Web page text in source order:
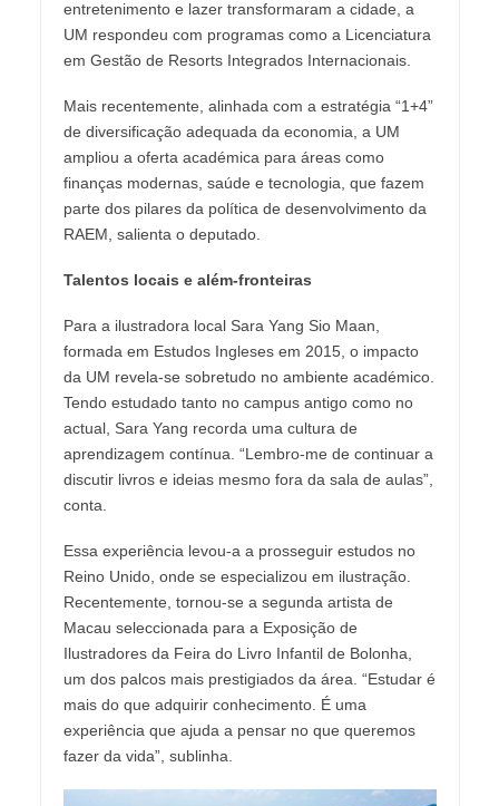
entretenimento e lazer transformaram a cidade, a
UM respondeu com programas como a Licenciatura
em Gestão de Resorts Integrados Internacionais.
Mais recentemente, alinhada com a estratégia “1+4”
de diversificação adequada da economia, a UM
ampliou a oferta académica para áreas como
finanças modernas, saúde e tecnologia, que fazem
parte dos pilares da política de desenvolvimento da
RAEM, salienta o deputado.
Talentos locais e além‑fronteiras
Para a ilustradora local Sara Yang Sio Maan,
formada em Estudos Ingleses em 2015, o impacto
da UM revela-se sobretudo no ambiente académico.
Tendo estudado tanto no campus antigo como no
actual, Sara Yang recorda uma cultura de
aprendizagem contínua. “Lembro-me de continuar a
discutir livros e ideias mesmo fora da sala de aulas”,
conta.
Essa experiência levou-a a prosseguir estudos no
Reino Unido, onde se especializou em ilustração.
Recentemente, tornou-se a segunda artista de
Macau seleccionada para a Exposição de
Ilustradores da Feira do Livro Infantil de Bolonha,
um dos palcos mais prestigiados da área. “Estudar é
mais do que adquirir conhecimento. É uma
experiência que ajuda a pensar no que queremos
fazer da vida”, sublinha.